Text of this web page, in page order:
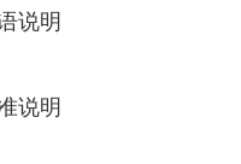
说明
说明